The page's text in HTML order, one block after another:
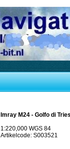
Imray M24 - Golfo di
1:220,000 WGS 84
Artikelcode: S003521